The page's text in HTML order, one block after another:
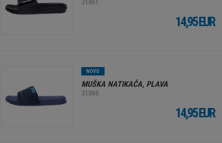
31861
14,95 EUR
NOVO
MUŠKA NATIKAČA, PLAVA
31860
14,95 EUR